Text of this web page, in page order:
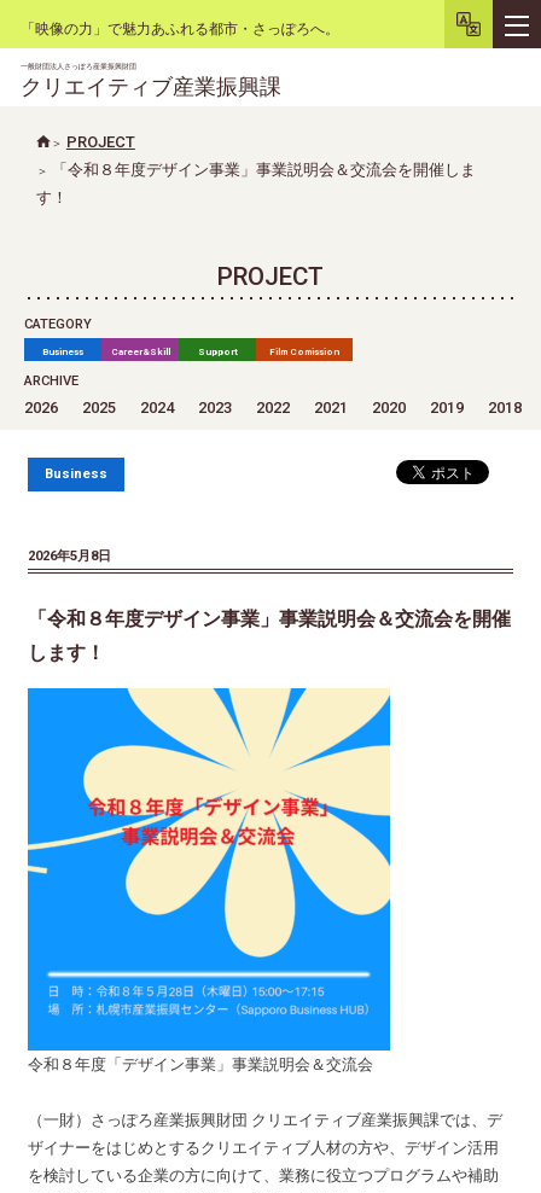
「映像の力」で魅力あふれる都市・さっぽろへ。
一般財団法人さっぽろ産業振興財団
クリエイティブ産業振興課
文字サイズ
PROJECT
「令和８年度デザイン事業」事業説明会＆交流会を開催しま
す！
PROJECT
CATEGORY
Business Career&Skill Support Film Comission
ARCHIVE
2026 2025 2024 2023 2022 2021 2020 2019 2018
Business
2026年5月8日
「令和８年度デザイン事業」事業説明会＆交流会を開催
します！
令和８年度「デザイン事業」事業説明会＆交流会
（一財）さっぽろ産業振興財団 クリエイティブ産業振興課では、デ
ザイナーをはじめとするクリエイティブ人材の方や、デザイン活用
を検討している企業の方に向けて、業務に役立つプログラムや補助